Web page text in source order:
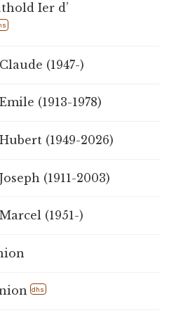
Ier d’
(1947-)
(1913-1978)
(1949-2026)
(1911-2003)
(1951-)
dhs